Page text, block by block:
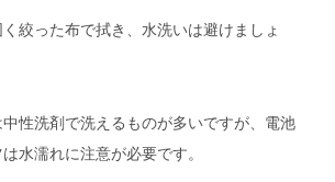
絞った布で拭き、水洗いは避けましょ
性洗剤で洗えるものが多いですが、電池
水濡れに注意が必要です。